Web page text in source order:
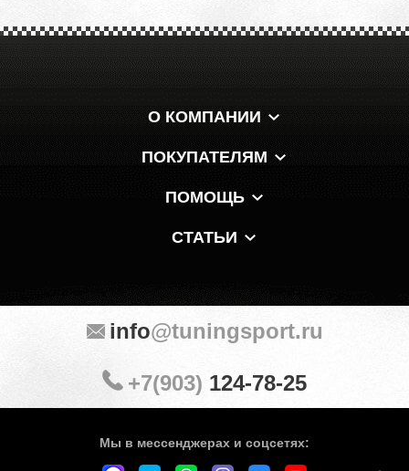
О КОМПАНИИ
ПОКУПАТЕЛЯМ
ПОМОЩЬ
СТАТЬИ
Мы в мессенджерах и соцсетях:
info@tuningsport.ru
+7(903) 124-78-25